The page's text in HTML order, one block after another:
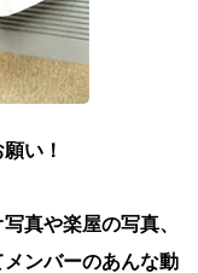
い！
真や楽屋の写真、
メンバーのあんな動